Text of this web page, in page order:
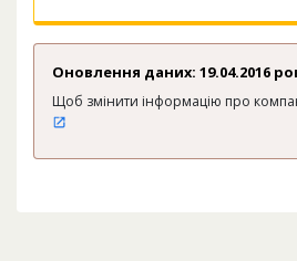
Оновлення даних: 19.04.2016
Щоб змінити інформацію про